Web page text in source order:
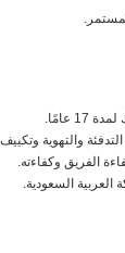
العربية السعودية.